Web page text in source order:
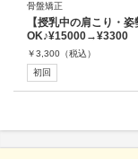
骨盤矯正
【授乳中の肩こり・
OK♪¥15000→¥3300
￥3,300 （税込）
初回